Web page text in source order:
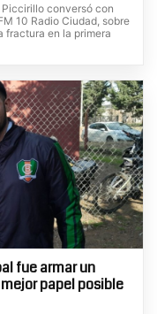
conversó con
10 Radio Ciudad, sobre
fractura en la primera
fue armar un
papel posible